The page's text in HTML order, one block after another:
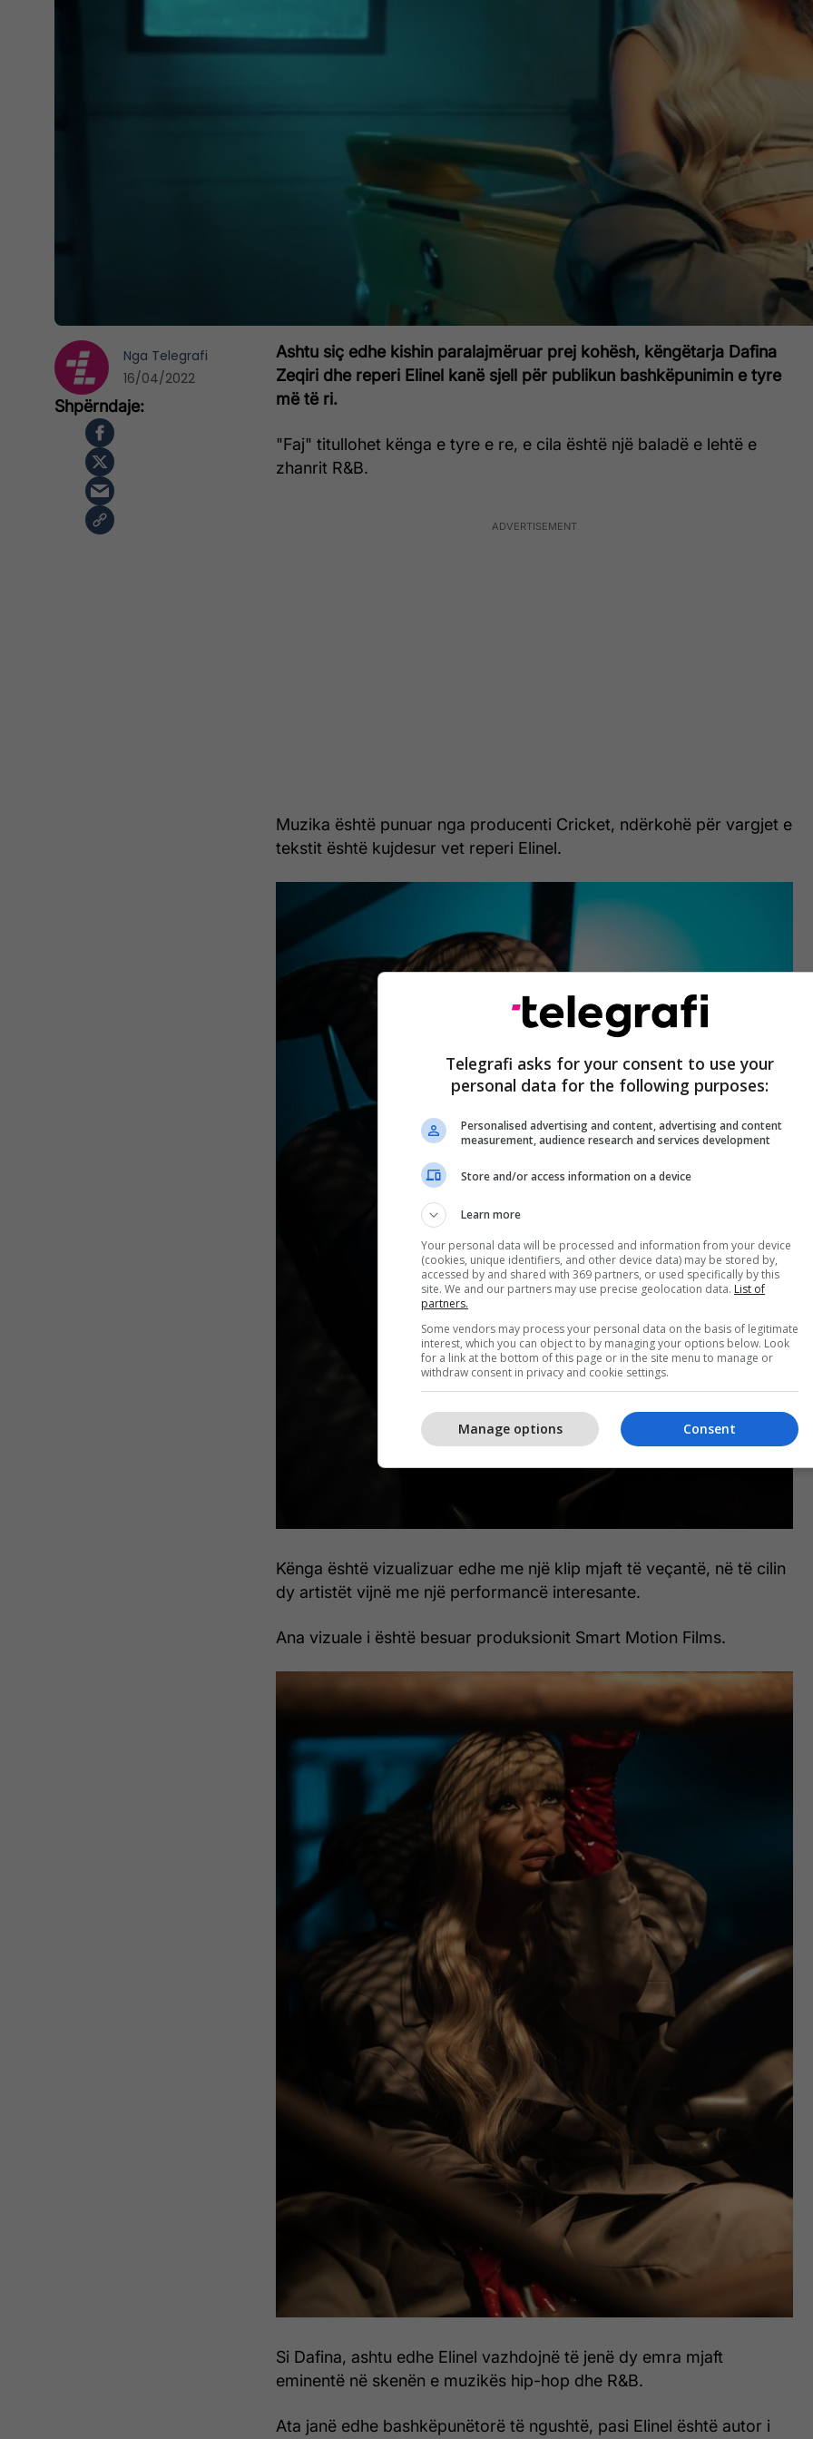
Ashtu siç edhe kishin paralajmëruar prej kohësh, këngëtarja Dafina
Zeqiri dhe reperi Elinel kanë sjell për publikun bashkëpunimin e tyre
më të ri.
"Faj" titullohet kënga e tyre e re, e cila është një baladë e lehtë e
zhanrit R&B.
Muzika është punuar nga producenti Cricket, ndërkohë për vargjet e
tekstit është kujdesur vet reperi Elinel.
Kënga është vizualizuar edhe me një klip mjaft të veçantë, në të cilin
dy artistët vijnë me një performancë interesante.
Ana vizuale i është besuar produksionit Smart Motion Films.
Si Dafina, ashtu edhe Elinel vazhdojnë të jenë dy emra mjaft
eminentë në skenën e muzikës hip-hop dhe R&B.
Ata janë edhe bashkëpunëtorë të ngushtë, pasi Elinel është autor i
Nga Telegrafi
16/04/2022
Telegrafi asks for your consent to use your
personal data for the following purposes:
Personalised advertising and content, advertising and content
measurement, audience research and services development
Store and/or access information on a device
Learn more
Your personal data will be processed and information from your device
(cookies, unique identifiers, and other device data) may be stored by,
accessed by and shared with 369 partners, or used specifically by this
site. We and our partners may use precise geolocation data. List of
partners.
Some vendors may process your personal data on the basis of legitimate
interest, which you can object to by managing your options below. Look
for a link at the bottom of this page or in the site menu to manage or
withdraw consent in privacy and cookie settings.
Consent
Manage options